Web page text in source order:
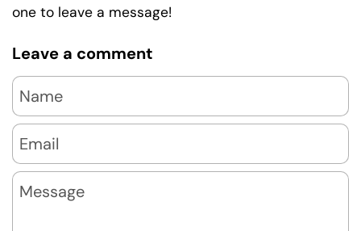
one to leave a message!
Leave a comment
Name
Email
Message